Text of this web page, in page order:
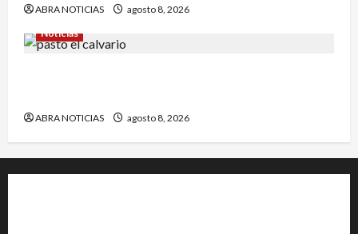
ABRA NOTICIAS
agosto 8, 2026
Noticias
ABRA NOTICIAS agosto 8, 2026